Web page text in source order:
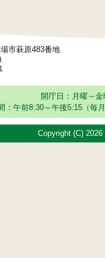
市萩原483番地
開庁日：月曜～金
：午前8:30～午後5:15（毎
Copyright (C) 2026